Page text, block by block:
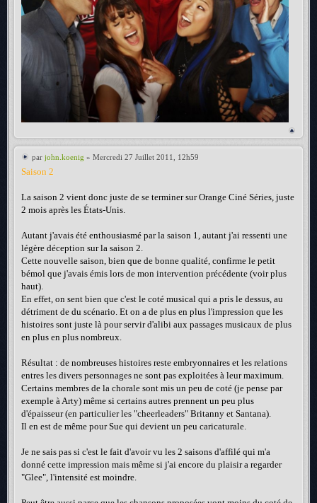
par john.koenig » Mercredi 27 Juillet 2011, 12h59
Saison 2
La saison 2 vient donc juste de se terminer sur Orange Ciné Séries, juste
2 mois après les États-Unis.
Autant j'avais été enthousiasmé par la saison 1, autant j'ai ressenti une
légère déception sur la saison 2.
Cette nouvelle saison, bien que de bonne qualité, confirme le petit
bémol que j'avais émis lors de mon intervention précédente (voir plus
haut).
En effet, on sent bien que c'est le coté musical qui a pris le dessus, au
détriment de du scénario. Et on a de plus en plus l'impression que les
histoires sont juste là pour servir d'alibi aux passages musicaux de plus
en plus en plus nombreux.
Résultat : de nombreuses histoires reste embryonnaires et les relations
entres les divers personnages ne sont pas exploitées à leur maximum.
Certains membres de la chorale sont mis un peu de coté (je pense par
exemple à Arty) même si certains autres prennent un peu plus
d'épaisseur (en particulier les "cheerleaders" Britanny et Santana).
Il en est de même pour Sue qui devient un peu caricaturale.
Je ne sais pas si c'est le fait d'avoir vu les 2 saisons d'affilé qui m'a
donné cette impression mais même si j'ai encore du plaisir a regarder
"Glee", l'intensité est moindre.